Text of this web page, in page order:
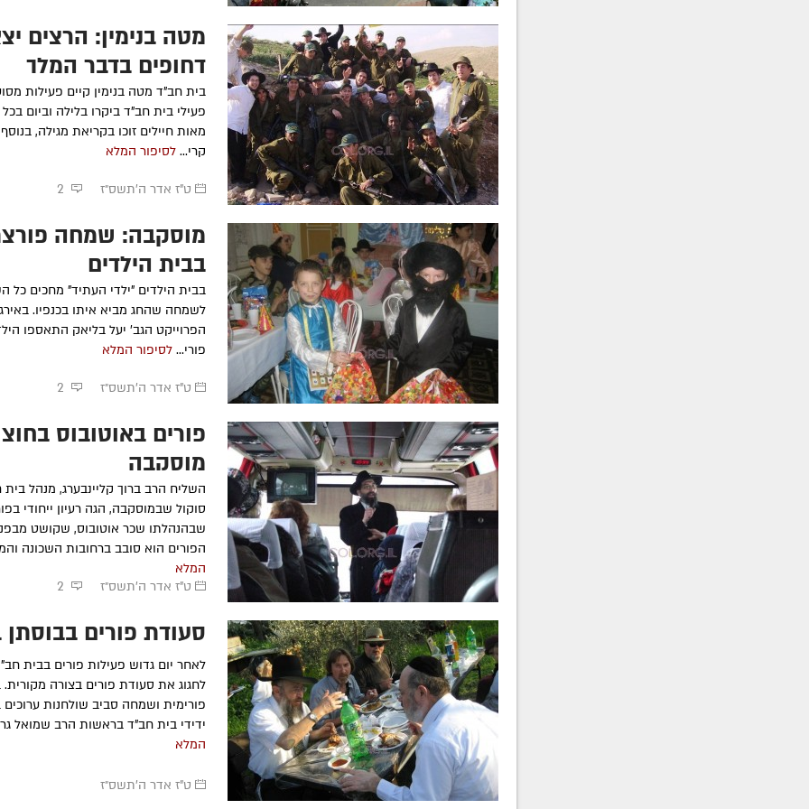
מטה בנימין: הרצים
דחופים בדבר המלך
בית חב"ד מטה בנימין קיים פעילות
פעילי בית חב"ד ביקרו בלילה וביום
מאות חיילים זוכו בקריאת מגילה,
קרי... לסיפור המלא
ט"ז אדר ה׳תשס״ז 2
מוסקבה: שמחה
בבית הילדים
בבית הילדים "ילדי העתיד" מחכים כל
לשמחה שהחג מביא איתו בכנפיו.
הפרוייקט הגב' יעל בליאק התאספו
פורי... לסיפור המלא
ט"ז אדר ה׳תשס״ז 2
פורים באוטובוס
מוסקבה
השליח הרב ברוך קליינבערג, מנהל
סוקול שבמוסקבה, הגה רעיון ייחודי
שבהנהלתו שכר אוטובוס, שקושט
הפורים הוא סובב ברחובות השכונה
המלא
ט"ז אדר ה׳תשס״ז
2
סעודת פורים בבוסתן
לאחר יום גדוש פעילות פורים בבית
לחגוג את סעודת פורים בצורה מקורית.
פורימית ושמחה סביב שולחנות ערוכים
ידידי בית חב"ד בראשות הרב שמואל
המלא
ט"ז אדר ה׳תשס״ז